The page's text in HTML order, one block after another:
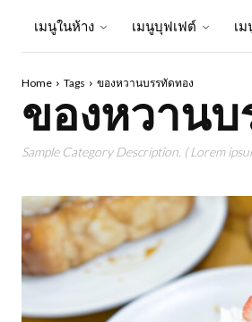
เมนูในห้าง เมนูบุฟเฟต์ เ
Home Tags ของหวานบรรทัดทอง
ของหวานบ
Sample Category Description. ( Lorem